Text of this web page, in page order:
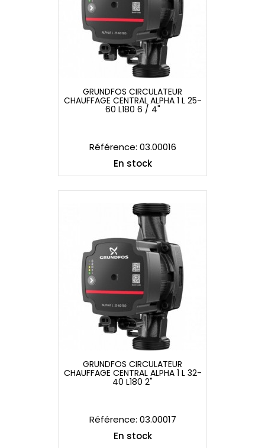
GRUNDFOS CIRCULATEUR
GRUNDFOS CIRCULATEUR
CHAUFFAGE CENTRAL ALPHA 1 L 25-
60 L180 6 / 4"
Référence: 03.00016
En stock
GRUNDFOS CIRCULATEUR
GRUNDFOS CIRCULATEUR
CHAUFFAGE CENTRAL ALPHA 1 L 32-
40 L180 2"
Référence: 03.00017
En stock